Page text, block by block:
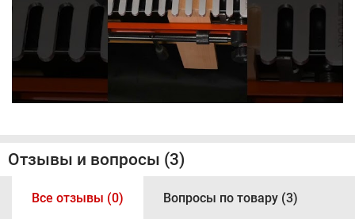
Отзывы и вопросы (3)
Все отзывы (0) Вопросы по товару (3)